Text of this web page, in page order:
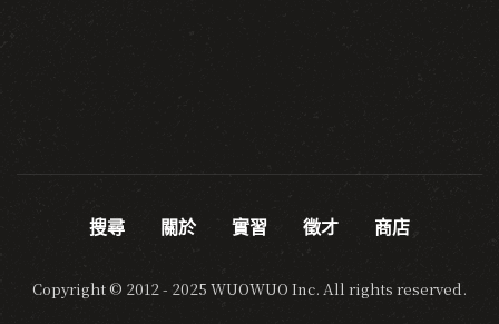
搜尋 關於 實習 徵才 商店
Copyright © 2012 - 2025 WUOWUO Inc. All rights reserved.